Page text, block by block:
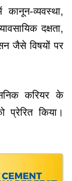
व्यवस्था,
दक्षता,
जैसे विषयों पर
करियर के
प्रेरित किया।